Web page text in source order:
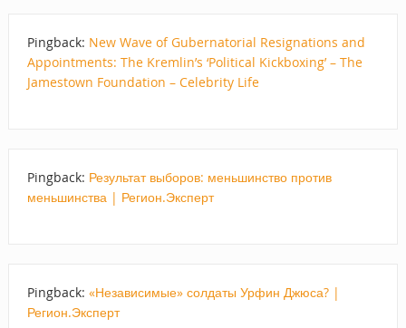
Pingback: New Wave of Gubernatorial Resignations and
Appointments: The Kremlin’s ‘Political Kickboxing’ – The
Jamestown Foundation – Celebrity Life
Pingback: Результат выборов: меньшинство против
меньшинства | Регион.Эксперт
Pingback: «Независимые» солдаты Урфин Джюса? |
Регион.Эксперт